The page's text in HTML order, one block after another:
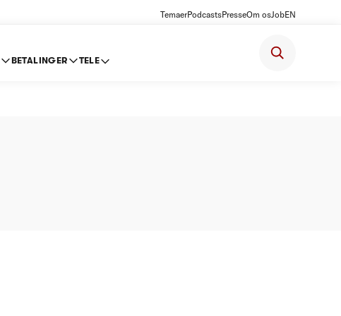
TemaerPodcastsPresseOm osJobEN
BETALINGER TELE